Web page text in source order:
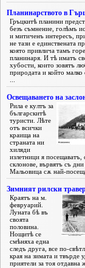
Планинарството в
Гръцкитѣ планини
безъ съмнение, голѣмъ
и митиченъ интересъ,
не тази е единствената
която привлича тамъ горе
планинаря. И тѣ иматъ
хубости, които зовятъ
природата и който малко
Освещаването на
Рила е култъ за
българскитѣ
туристи. Лѣте
отъ всички
краища на
страната ни
хиляди
излетници я посещаватъ,
склонове, вървятъ съ
Мальовица сѫ най-
Зимният рилски
Краятъ на м.
февруарий.
Луната бѣ въ
своята
половина.
Нощитѣ се
смѣняха една
следъ друга, все по-
края на зимата и твърде
приятели за тоя отдавна